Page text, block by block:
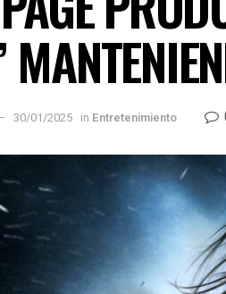
30/01/2025 in Entretenimiento